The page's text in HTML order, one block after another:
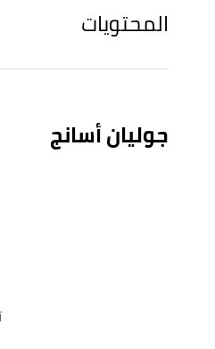
المحتويات
جوليان أسانج